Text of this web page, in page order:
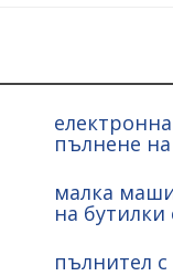
пълнене
малка
на
пълнител